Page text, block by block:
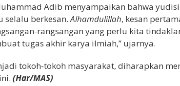
Adib menyampaikan bahwa
selalu berkesan.Alhamdulillah, kesan
rangsangan yang perlu kita
tugas akhir karya ilmiah,” ujarnya.
tokoh-tokoh masyarakat, diharapkan
(Har/MAS)